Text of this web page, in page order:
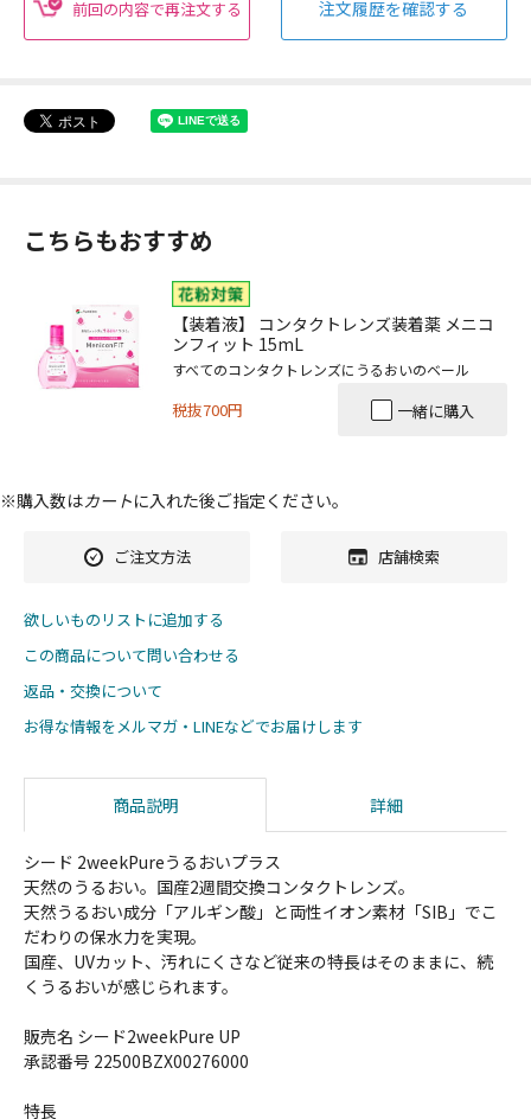
前回の内容で再注文する 注文履歴を確認する
こちらもおすすめ
【装着液】 コンタクトレンズ装着薬 メニコ
ンフィット 15mL
すべてのコンタクトレンズにうるおいのベール
税抜700円 一緒に購入
※購入数はカートに入れた後ご指定ください。
ご注文方法 店舗検索
欲しいものリストに追加する
この商品について問い合わせる
返品・交換について
お得な情報をメルマガ・LINEなどでお届けします
商品説明 詳細
シード 2weekPureうるおいプラス
天然のうるおい。国産2週間交換コンタクトレンズ。
天然うるおい成分「アルギン酸」と両性イオン素材「SIB」でこ
だわりの保水力を実現。
国産、UVカット、汚れにくさなど従来の特長はそのままに、続
くうるおいが感じられます。
販売名 シード2weekPure UP
承認番号 22500BZX00276000
特長